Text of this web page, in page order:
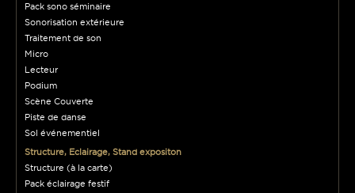
Pack sono séminaire
Sonorisation extérieure
Traitement de son
Micro
Lecteur
Podium
Scène Couverte
Piste de danse
Sol événementiel
Structure, Eclairage, Stand expositon
Structure (à la carte)
Pack éclairage festif